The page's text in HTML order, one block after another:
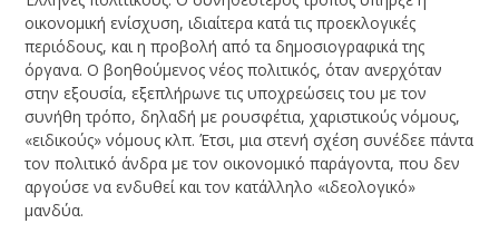
οικονομική ενίσχυση, ιδιαίτερα κατά τις προεκλογικές
περιόδους, και η προβολή από τα δημοσιογραφικά της
όργανα. Ο βοηθούμενος νέος πολιτικός, όταν ανερχόταν
στην εξουσία, εξεπλήρωνε τις υποχρεώσεις του με τον
συνήθη τρόπο, δηλαδή με ρουσφέτια, χαριστικούς νόμους,
«ειδικούς» νόμους κλπ. Έτσι, μια στενή σχέση συνέδεε πάντα
τον πολιτικό άνδρα με τον οικονομικό παράγοντα, που δεν
αργούσε να ενδυθεί και τον κατάλληλο «ιδεολογικό»
μανδύα.